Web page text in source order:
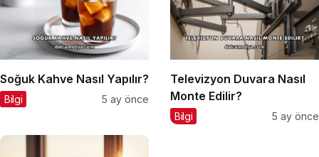
Soğuk Kahve Nasıl Yapılır?
Bilgi 5 ay önce
Televizyon Duvara Nasıl
Monte Edilir?
Bilgi 5 ay önce